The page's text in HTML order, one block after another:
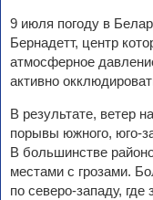
9 июля погоду в
Бернадетт, центр
атмосферное
активно
В результате, ветер
порывы южного, юго-
В большинстве
местами с грозами.
по северо-западу,